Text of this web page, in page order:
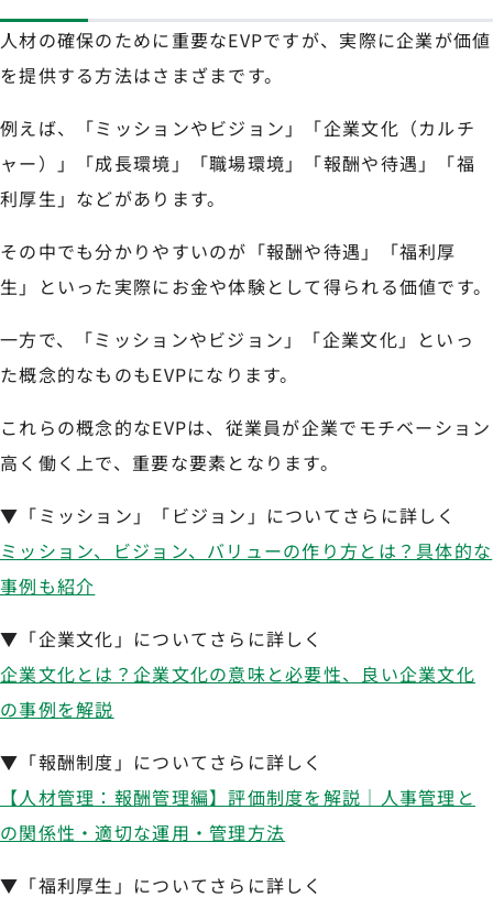
人材の確保のために重要なEVPですが、実際に企業が価値
を提供する方法はさまざまです。
例えば、「ミッションやビジョン」「企業文化（カルチ
ャー）」「成長環境」「職場環境」「報酬や待遇」「福
利厚生」などがあります。
その中でも分かりやすいのが「報酬や待遇」「福利厚
生」といった実際にお金や体験として得られる価値です。
一方で、「ミッションやビジョン」「企業文化」といっ
た概念的なものもEVPになります。
これらの概念的なEVPは、従業員が企業でモチベーション
高く働く上で、重要な要素となります。
▼「ミッション」「ビジョン」についてさらに詳しく
ミッション、ビジョン、バリューの作り方とは？具体的な
事例も紹介
▼「企業文化」についてさらに詳しく
企業文化とは？企業文化の意味と必要性、良い企業文化
の事例を解説
▼「報酬制度」についてさらに詳しく
【人材管理：報酬管理編】評価制度を解説｜人事管理と
の関係性・適切な運用・管理方法
▼「福利厚生」についてさらに詳しく